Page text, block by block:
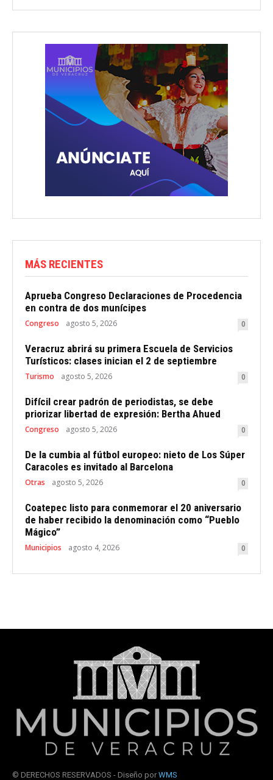
MÁS RECIENTES
Aprueba Congreso Declaraciones de Procedencia
en contra de dos munícipes
Congreso agosto 5, 2026 0
Veracruz abrirá su primera Escuela de Servicios
Turísticos: clases inician el 2 de septiembre
Turismo agosto 5, 2026 0
Difícil crear padrón de periodistas, se debe
priorizar libertad de expresión: Bertha Ahued
Congreso agosto 5, 2026 0
De la cumbia al fútbol europeo: nieto de Los Súper
Caracoles es invitado al Barcelona
Otras agosto 5, 2026 0
Coatepec listo para conmemorar el 20 aniversario
de haber recibido la denominación como “Pueblo
Mágico”
Municipios agosto 4, 2026 0
© DERECHOS RESERVADOS - Diseño por WMS